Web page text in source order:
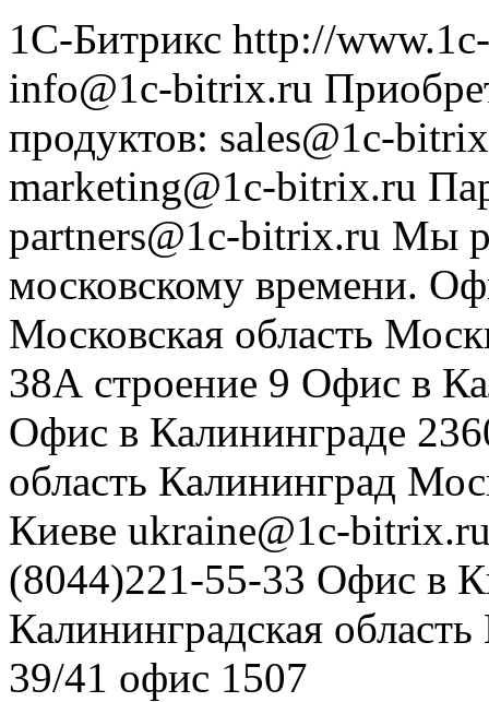
1С-Битрикс http://
info@1c-bitrix.ru
продуктов: sales@1c-
marketing@1c-bitrix.ru
partners@1c-bitrix.ru Мы
московскому времени.
Московская область
38А строение 9 Офис в
Офис в Калининграде
область Калининград
Киеве ukraine@1c-
(8044)221-55-33 Офис в
Калининградская область
39/41 офис 1507